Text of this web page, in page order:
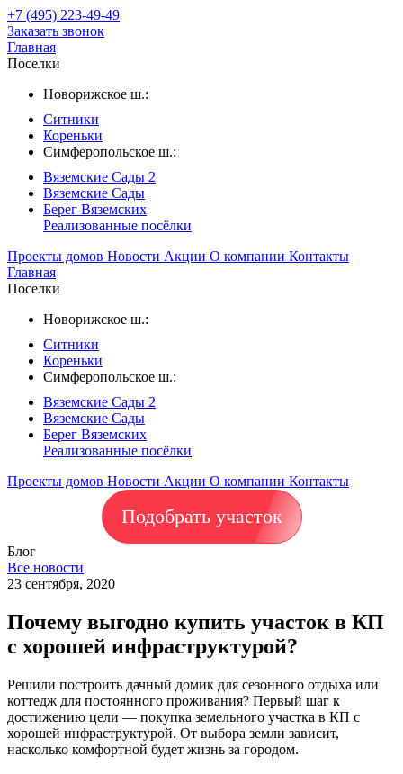
+7 (495) 223-49-49
Заказать звонок
Главная
Поселки
Новорижское ш.:
Ситники
Кореньки
Симферопольское ш.:
Вяземские Сады 2
Вяземские Сады
Берег Вяземскиx
Реализованные посёлки
Проекты домов Новости Акции О компании Контакты
Главная
Поселки
Новорижское ш.:
Ситники
Кореньки
Симферопольское ш.:
Вяземские Сады 2
Вяземские Сады
Берег Вяземскиx
Реализованные посёлки
Проекты домов Новости Акции О компании Контакты
Подобрать участок
Блог
Все новости
23 сентября, 2020
Почему выгодно купить участок в КП
с хорошей инфраструктурой?
Решили построить дачный домик для сезонного отдыха или
коттедж для постоянного проживания? Первый шаг к
достижению цели — покупка земельного участка в КП с
хорошей инфраструктурой. От выбора земли зависит,
насколько комфортной будет жизнь за городом.